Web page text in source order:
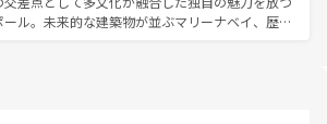
る。 なお、新着のタイ情報はコンテンツ一覧を参照して
う。 なお、新着の香港情報はコンテンツ一覧を参照して
ール。未来的な建築物が並ぶマリーナベイ、歴史